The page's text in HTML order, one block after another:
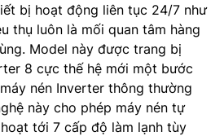
bị hoạt động liên tục 24/7 như
thụ luôn là mối quan tâm hàng
Model này được trang bị
8 cực thế hệ mới một bước
nén Inverter thông thường
này cho phép máy nén tự
tới 7 cấp độ làm lạnh tùy